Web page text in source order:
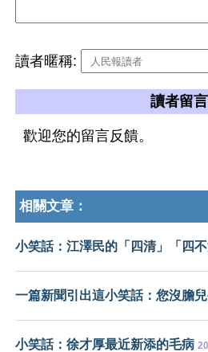
讀者暱稱:
讀者留言
歡迎您的留言反饋。
相關文章：
小笑話：江澤民的「四清」「四不
一篇新聞引出這小笑話：您沒膽
小笑話：徐才厚最近新添的毛病